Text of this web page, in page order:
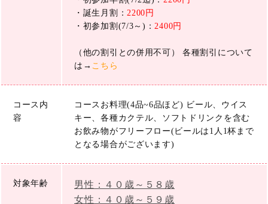
・誕生月割： 2200円
・初参加割(7/3～)： 2400円
（他の割引との併用不可） 各種割引について
は→ こちら
コース内
容
コースお料理(4品~6品ほど) ビール、ウイス
キー、各種カクテル、ソフトドリンクを含む
お飲み物がフリーフロー(ビールは1人1杯まで
となる場合がございます)
対象年齢
男性：４０歳～５８歳
女性：４０歳～５９歳